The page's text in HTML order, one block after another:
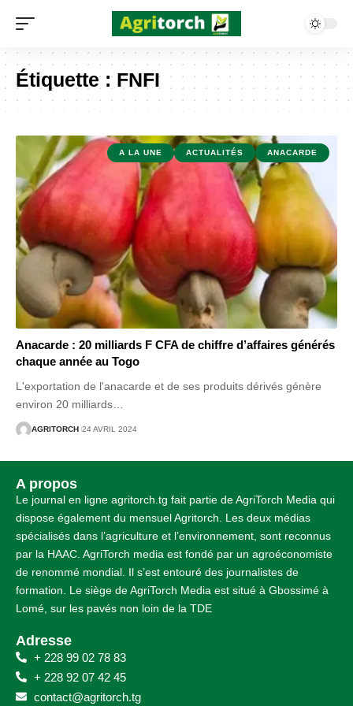
Étiquette : FNFI
A LA UNE ACTUALITÉS ANACARDE
Anacarde : 20 milliards F CFA de chiffre d’affaires générés
chaque année au Togo
L'exportation de l'anacarde et de ses produits dérivés génère
environ 20 milliards
AGRITORCH 24 AVRIL 2024
A propos
Le journal en ligne agritorch.tg fait partie de AgriTorch Media qui
dispose également du mensuel Agritorch. Les deux médias
spécialisés dans l’agriculture et l’environnement, sont reconnus
par la HAAC. AgriTorch media est fondé par un agroéconomiste
de renommé mondial. Il s’est entouré des journalistes de
formation. Le siège de AgriTorch Media est situé à Gbossimé à
Lomé, sur les pavés non loin de la TDE
Adresse
+ 228 99 02 78 83
+ 228 92 07 42 45
contact@agritorch.tg